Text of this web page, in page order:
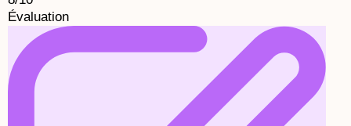
Évaluation